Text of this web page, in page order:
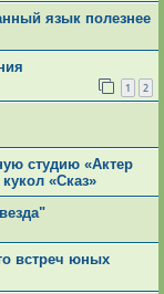
язык полезнее
1 2
студию «Актер
«Сказ»
встреч юных